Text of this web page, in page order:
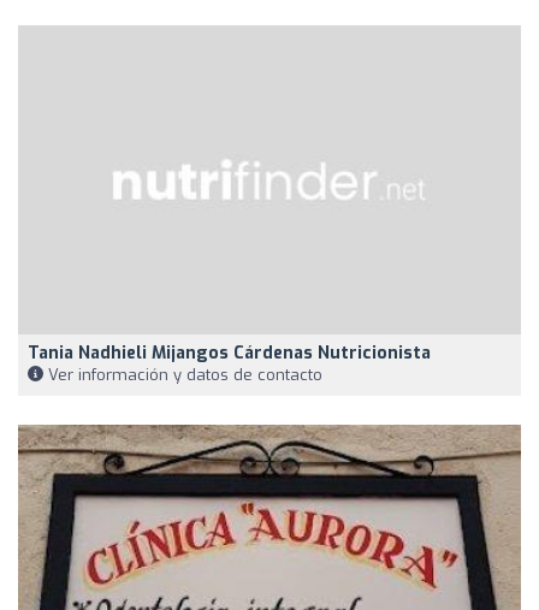
Tania Nadhieli Mijangos Cárdenas Nutricionista
Ver información y datos de contacto